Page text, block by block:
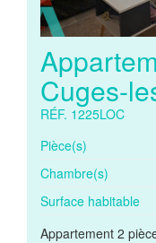
Cuges-
RÉF. 1225LOC
Pièce(s)
Chambre(s)
Surface habitable
Appartement 2